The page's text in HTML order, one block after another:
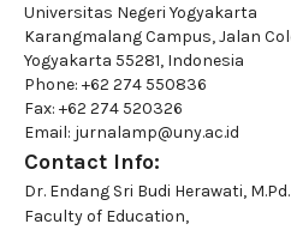
Universitas Negeri Yogyakarta
Karangmalang Campus, Jalan
Yogyakarta 55281, Indonesia
Phone: +62 274 550836
Fax: +62 274 520326
Email: jurnalamp@uny.ac.id
Contact Info:
Dr. Endang Sri Budi Herawati, M.Pd.
Faculty of Education,